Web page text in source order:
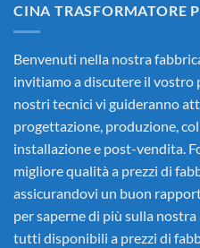
CINA TRASFORMATORE
Benvenuti nella nostra
invitiamo a discutere il
nostri tecnici vi guideranno
progettazione, produzione,
installazione e post-vendita.
migliore qualità a prezzi di
assicurandovi un buon
per saperne di più sulla
tutti disponibili a prezzi di